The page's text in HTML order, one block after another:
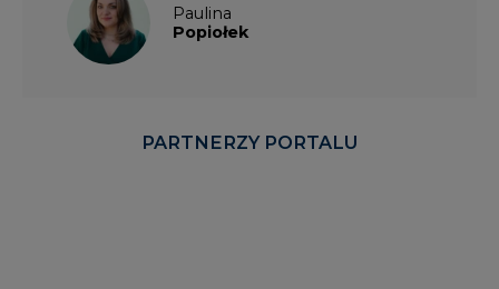
Paulina
Popiołek
PARTNERZY PORTALU